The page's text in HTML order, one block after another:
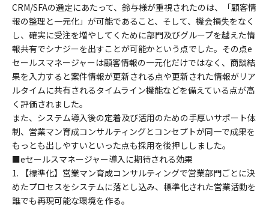
CRM/SFAの選定にあたって、鈴与様が重視されたのは、「顧客情
報の整理と一元化」が可能であること、そして、機会損失をなく
し、確実に受注を増やしてくために部門及びグループを越えた情
報共有でシナジーを出すことが可能かという点でした。その点e
セールスマネージャーは顧客情報の一元化だけではなく、商談結
果を入力すると案件情報が更新される点や更新された情報がリア
ルタイムに共有されるタイムライン機能などを備えている点が高
く評価されました。
また、システム導入後の定着及び活用のための手厚いサポート体
制、営業マン育成コンサルティングとコンセプトが同一で成果を
もっとも出しやすいといった点も採用を後押ししました。
■eセールスマネージャー導入に期待される効果
1. 【標準化】営業マン育成コンサルティングで営業部門ごとに決
めたプロセスをシステムに落とし込み、標準化された営業活動を
誰でも再現可能な環境を作る。